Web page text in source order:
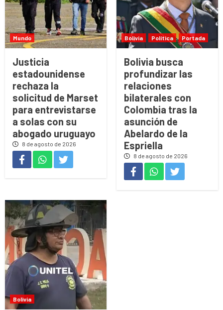
Mundo
Justicia
estadounidense
rechaza la
solicitud de Marset
para entrevistarse
a solas con su
abogado uruguayo
8 de agosto de 2026
Bolivia Política Portada
Bolivia busca
profundizar las
relaciones
bilaterales con
Colombia tras la
asunción de
Abelardo de la
Espriella
8 de agosto de 2026
Bolivia